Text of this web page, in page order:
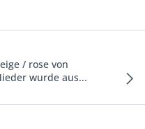
/ rose von
wurde aus...